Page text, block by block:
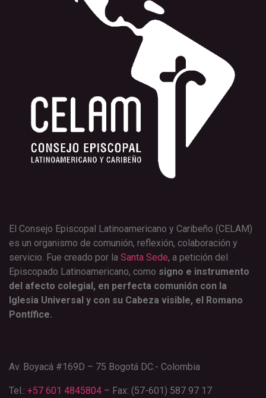
El Consejo Episcopal Latinoamericano y Caribeño (CELAM)
es un organismo de comunión, reflexión, colaboración y
servicio. Fue creado por la Santa Sede, a petición del
Episcopado Latinoamericano, como signo e instrumento
del afecto colegial, en perfecta comunión con la
Iglesia Universal y con su Cabeza visible, el Romano
Pontífice.
Av. Boyacá #169D – 75 Bogotá DC.- Colombia
Tel.: +57 601 4845804 – Fax: (57-601) 587 97 17